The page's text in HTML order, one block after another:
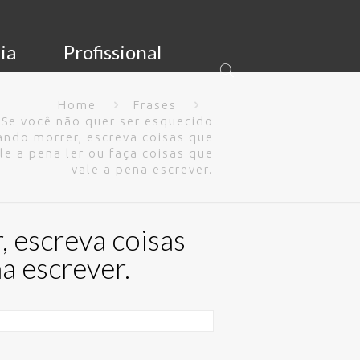
Profissional
Home
Frases
Se você não quer ser esquecido
morrer, escreva coisas que
a pena ler ou faça coisas que
vale a pena escrever.
coisas
escrever.